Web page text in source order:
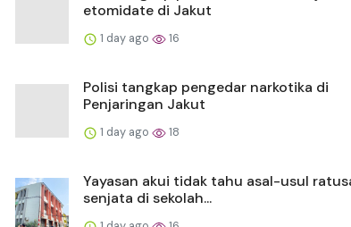
etomidate di Jakut
1 day ago 16
Polisi tangkap pengedar narkotika di
Penjaringan Jakut
1 day ago 18
Yayasan akui tidak tahu asal-usul
senjata di sekolah...